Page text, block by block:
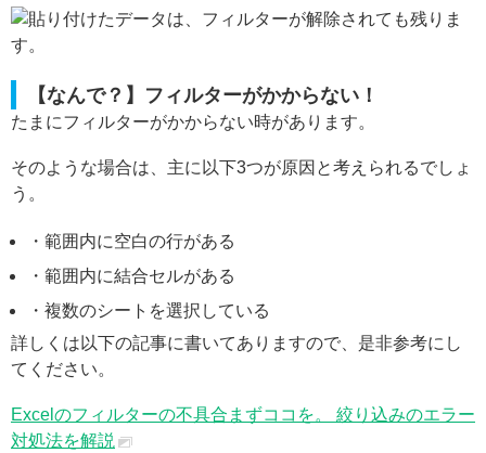
【なんで？】フィルターがかからない！
たまにフィルターがかからない時があります。
そのような場合は、主に以下3つが原因と考えられるでしょ
う。
・範囲内に空白の行がある
・範囲内に結合セルがある
・複数のシートを選択している
詳しくは以下の記事に書いてありますので、是非参考にし
てください。
Excelのフィルターの不具合まずココを。 絞り込みのエラー
対処法を解説